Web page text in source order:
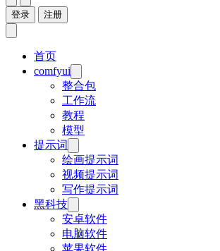
登录 注册
首页
comfyui
整合包
工作流
教程
模型
提示词
绘画提示词
视频提示词
写作提示词
黑科技
安卓软件
电脑软件